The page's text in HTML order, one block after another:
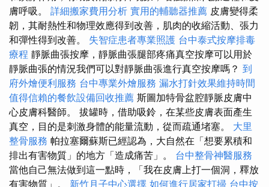
膚呼吸。 詳細搬家費用分析 實用的輔聽器推薦 皮膚變得柔
韌，其耐熱性和物理效應得到改善，肌肉的收縮活動、張力
和彈性得到改善。 失智症患者專業照護 台中泰式按摩排毒
療程 靜脈曲張按摩，靜脈曲張腿部疼痛真空按摩可以用於
靜脈曲張的情況我們可以對靜脈曲張進行真空按摩嗎？ 到
府外燴便利服務 台中專業外燴服務 漏水打針效果維持時間
值得信賴的餐飲設備回收推薦 斯圖加特骨盆腔靜脈皮膚中
心皮膚科醫師。 拔罐時，借助吸鈴，在某些皮膚表面產生
真空，目的是刺激身體的能量流動，從而疏通堵塞。 大里
整骨服務 帕拉塞爾蘇斯已經認為，大自然在「想要累積和
排出有害物質」的地方「造成痛苦」。 台中整骨神醫服務
當他自己無法做到這一點時，「我在皮膚上打一個洞，釋放
有害物質」。 新竹月子中心選擇 如何進行居家打掃 台中按